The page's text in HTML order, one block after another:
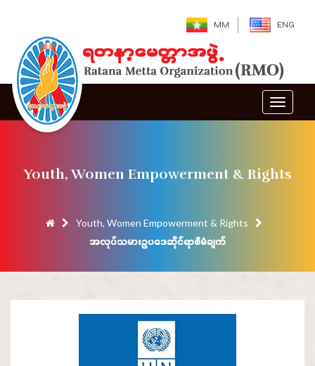
MM ENG
Toggle
Youth, Women Empowerment & Rights
Youth, Women Empowerment & Rights
အလုပ်သမားဥပဒေဆိုင်ရာစီမံချက်